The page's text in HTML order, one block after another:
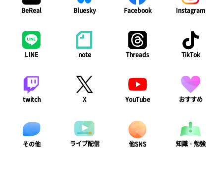
BeReal Bluesky Facebook Instagram
LINE note Threads TikTok
twitch X YouTube おすすめ
その他 ライブ配信 他SNS 知識・勉強